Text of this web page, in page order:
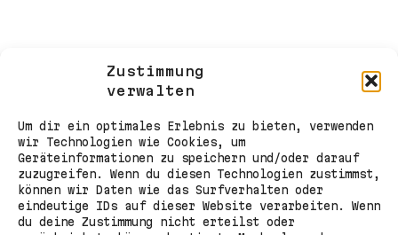
Zustimmung
verwalten
Um dir ein optimales Erlebnis zu bieten, verwenden
wir Technologien wie Cookies, um
Geräteinformationen zu speichern und/oder darauf
zuzugreifen. Wenn du diesen Technologien zustimmst,
können wir Daten wie das Surfverhalten oder
eindeutige IDs auf dieser Website verarbeiten. Wenn
du deine Zustimmung nicht erteilst oder